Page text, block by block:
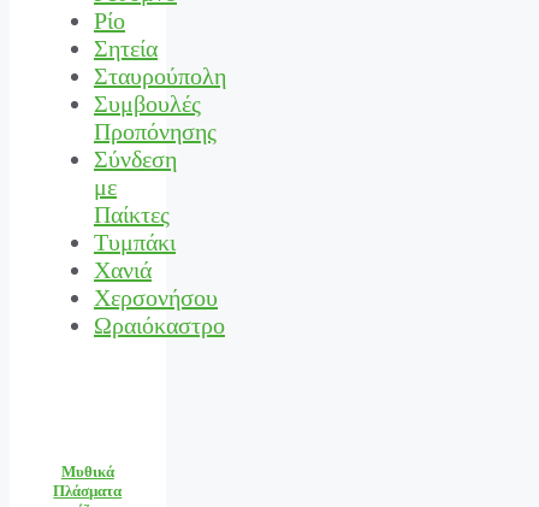
Ρίο
Σητεία
Σταυρούπολη
Συμβουλές
Προπόνησης
Σύνδεση
με
Παίκτες
Τυμπάκι
Χανιά
Χερσονήσου
Ωραιόκαστρο
Μυθικά
Πλάσματα